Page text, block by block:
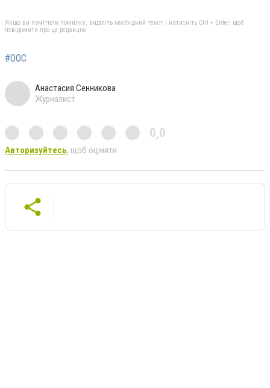
Якщо ви помітили помилку, виділіть необхідний текст і натисніть Ctrl + Enter, щоб
повідомити про це редакцію
#ООС
Анастасия Сенникова
Журналист
0,0
Авторизуйтесь, щоб оцінити